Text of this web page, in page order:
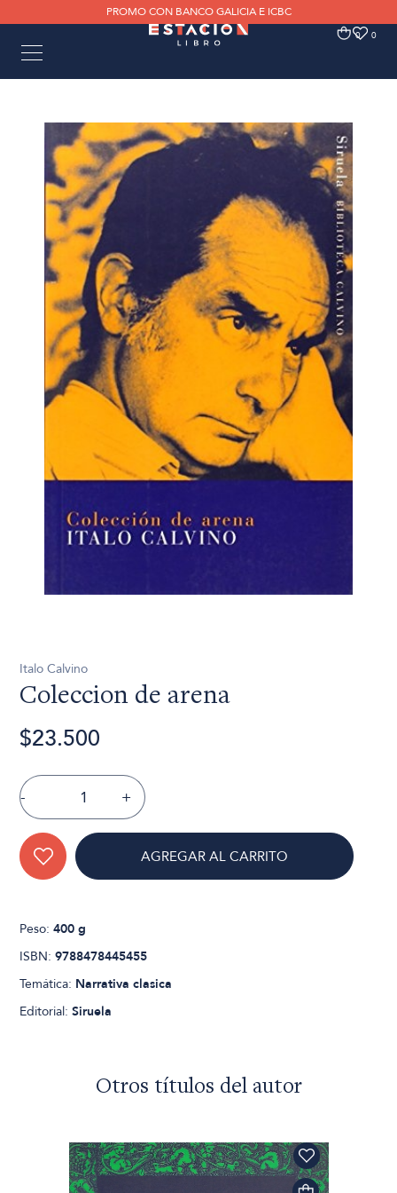
PROMO CON BANCO GALICIA E ICBC
0 0
Italo Calvino
Coleccion de arena
$23.500
- +
AGREGAR AL CARRITO
Peso:400 g
ISBN:9788478445455
Temática: Narrativa clasica
Editorial:Siruela
Otros títulos del autor